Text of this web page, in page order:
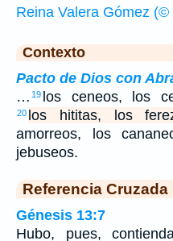
Reina Valera Gómez (©
Contexto
Pacto de Dios con
… 19 los ceneos, los
20 los hititas, los
amorreos, los
jebuseos.
Referencia Cruzada
Génesis 13:7
Hubo, pues,